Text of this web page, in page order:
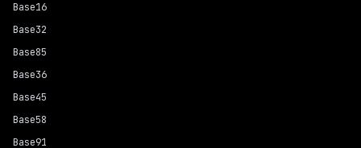
Base16
Base32
Base85
Base36
Base45
Base58
Base91